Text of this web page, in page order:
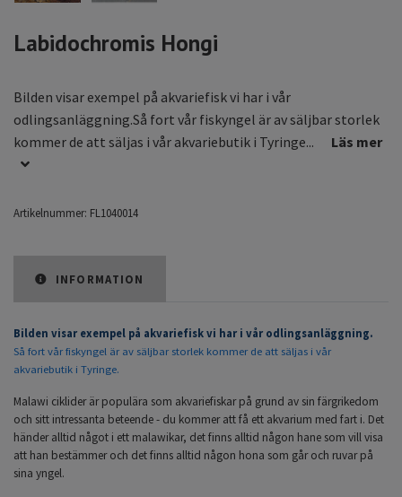
Labidochromis Hongi
Bilden visar exempel på akvariefisk vi har i vår
odlingsanläggning.Så fort vår fiskyngel är av säljbar storlek
kommer de att säljas i vår akvariebutik i Tyringe...
Läs mer
Artikelnummer: FL1040014
INFORMATION
Bilden visar exempel på akvariefisk vi har i vår odlingsanläggning.
Så fort vår fiskyngel är av säljbar storlek kommer de att säljas i vår
akvariebutik i Tyringe.
Malawi ciklider är populära som akvariefiskar på grund av sin färgrikedom
och sitt intressanta beteende - du kommer att få ett akvarium med fart i. Det
händer alltid något i ett malawikar, det finns alltid någon hane som vill visa
att han bestämmer och det finns alltid någon hona som går och ruvar på
sina yngel.